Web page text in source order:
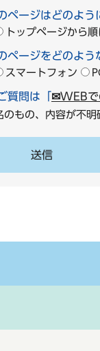
ページはどのよう
トップページから順
ページをどのよう
スマートフォン
質問は「 ✉WEBで
のもの、内容が不